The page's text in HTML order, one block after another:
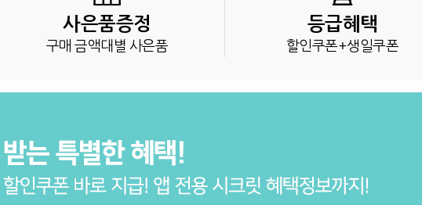
사은품증정
구매 금액대별 사은품
등급혜택
할인쿠폰+생일쿠폰